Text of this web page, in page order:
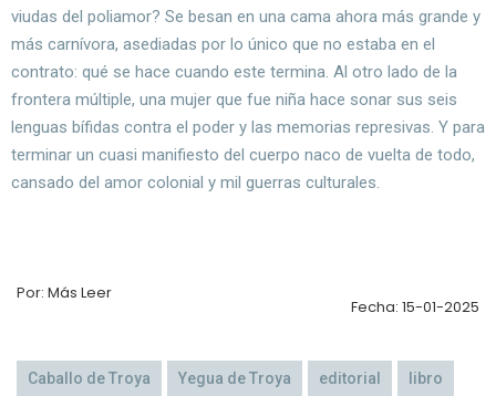
viudas del poliamor? Se besan en una cama ahora más grande y
más carnívora, asediadas por lo único que no estaba en el
contrato: qué se hace cuando este termina. Al otro lado de la
frontera múltiple, una mujer que fue niña hace sonar sus seis
lenguas bífidas contra el poder y las memorias represivas. Y para
terminar un cuasi manifiesto del cuerpo naco de vuelta de todo,
cansado del amor colonial y mil guerras culturales.
Por: Más Leer
Fecha: 15-01-2025
Caballo de Troya Yegua de Troya editorial libro